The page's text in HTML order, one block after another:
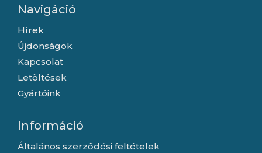
Navigáció
Hírek
Újdonságok
Kapcsolat
Letöltések
Gyártóink
Információ
Általános szerződési feltételek